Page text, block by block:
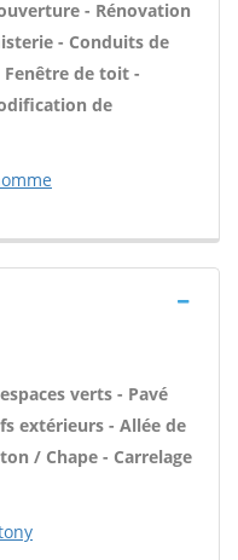
- Rénovation
- Conduits de
Fenêtre de toit -
de
verts - Pavé
extérieurs - Allée de
/ Chape - Carrelage